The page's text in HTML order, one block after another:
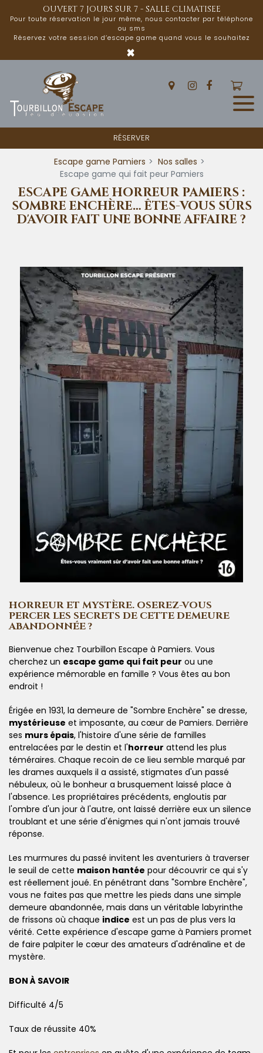
OUVERT 7 JOURS SUR 7 - SALLE CLIMATISEE
Pour toute réservation le jour même, nous contacter par téléphone
ou sms
Réservez votre session d’escape game quand vous le souhaitez
×
RÉSERVER
Escape game Pamiers
Nos salles
Escape game qui fait peur Pamiers
ESCAPE GAME HORREUR PAMIERS :
SOMBRE ENCHÈRE… ÊTES-VOUS SÛRS
D'AVOIR FAIT UNE BONNE AFFAIRE ?
HORREUR ET MYSTÈRE. OSEREZ-VOUS
PERCER LES SECRETS DE CETTE DEMEURE
ABANDONNÉE ?
Bienvenue chez Tourbillon Escape à Pamiers. Vous
cherchez un escape game qui fait peur ou une
expérience mémorable en famille ? Vous êtes au bon
endroit !
Érigée en 1931, la demeure de "Sombre Enchère" se dresse,
mystérieuse et imposante, au cœur de Pamiers. Derrière
ses murs épais, l'histoire d'une série de familles
entrelacées par le destin et l'horreur attend les plus
téméraires. Chaque recoin de ce lieu semble marqué par
les drames auxquels il a assisté, stigmates d'un passé
nébuleux, où le bonheur a brusquement laissé place à
l'absence. Les propriétaires précédents, engloutis par
l'ombre d'un jour à l'autre, ont laissé derrière eux un silence
troublant et une série d'énigmes qui n'ont jamais trouvé
réponse.
Les murmures du passé invitent les aventuriers à traverser
le seuil de cette maison hantée pour découvrir ce qui s'y
est réellement joué. En pénétrant dans "Sombre Enchère",
vous ne faites pas que mettre les pieds dans une simple
demeure abandonnée, mais dans un véritable labyrinthe
de frissons où chaque indice est un pas de plus vers la
vérité. Cette expérience d'escape game à Pamiers promet
de faire palpiter le cœur des amateurs d'adrénaline et de
mystère.
BON À SAVOIR
Difficulté 4/5
Taux de réussite 40%
Panneau de gestion des cookies